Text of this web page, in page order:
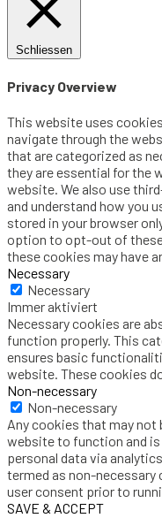
Schliessen
Privacy Overview
This website uses
navigate through the
that are categorized as
they are essential for the
website. We also use
and understand how you
stored in your browser
option to opt-out of
these cookies may have
Necessary
Necessary
Immer aktiviert
Necessary cookies are
function properly. This
ensures basic
website. These cookies
Non-necessary
Non-necessary
Any cookies that may not
website to function and
personal data via
termed as non-
user consent prior to
SAVE & ACCEPT